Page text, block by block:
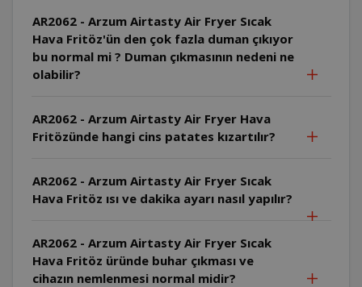
AR2062 - Arzum Airtasty Air Fryer Sıcak
Hava Fritöz'ün den çok fazla duman çıkıyor
bu normal mi ? Duman çıkmasının nedeni ne
olabilir?
AR2062 - Arzum Airtasty Air Fryer Hava
Fritözünde hangi cins patates kızartılır?
AR2062 - Arzum Airtasty Air Fryer Sıcak
Hava Fritöz ısı ve dakika ayarı nasıl yapılır?
AR2062 - Arzum Airtasty Air Fryer Sıcak
Hava Fritöz üründe buhar çıkması ve
cihazın nemlenmesi normal midir?